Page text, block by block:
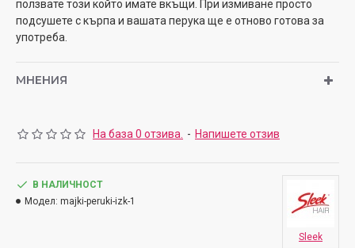
ползвате този който имате вкъщи. При измиване просто
подсушете с кърпа и вашата перука ще е отново готова за
употреба.
МНЕНИЯ
На база 0 отзива. - Напишете отзив
В НАЛИЧНОСТ
Модел: majki-peruki-izk-1
Sleek